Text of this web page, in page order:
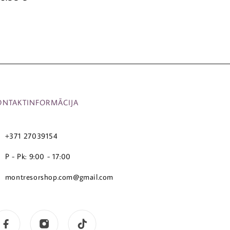
+371 27039154
P - Pk: 9:00 - 17:00
montresorshop.com@gmail.com